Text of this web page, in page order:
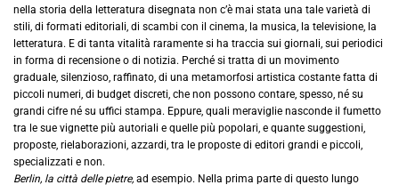
nella storia della letteratura disegnata non c’è mai stata una tale varietà di
stili, di formati editoriali, di scambi con il cinema, la musica, la televisione, la
letteratura. E di tanta vitalità raramente si ha traccia sui giornali, sui periodici
in forma di recensione o di notizia. Perché si tratta di un movimento
graduale, silenzioso, raffinato, di una metamorfosi artistica costante fatta di
piccoli numeri, di budget discreti, che non possono contare, spesso, né su
grandi cifre né su uffici stampa. Eppure, quali meraviglie nasconde il fumetto
tra le sue vignette più autoriali e quelle più popolari, e quante suggestioni,
proposte, rielaborazioni, azzardi, tra le proposte di editori grandi e piccoli,
specializzati e non.
Berlin, la città delle pietre, ad esempio. Nella prima parte di questo lungo